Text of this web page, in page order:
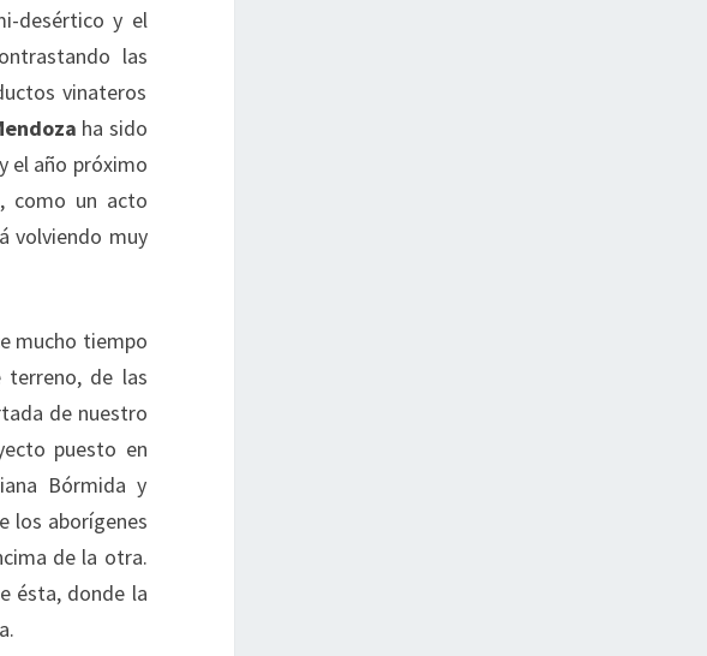
desértico y el
las
vinateros
ha sido
el año próximo
como un acto
volviendo muy
mucho tiempo
terreno, de las
de nuestro
puesto en
Bórmida y
los aborígenes
de la otra.
ésta, donde la